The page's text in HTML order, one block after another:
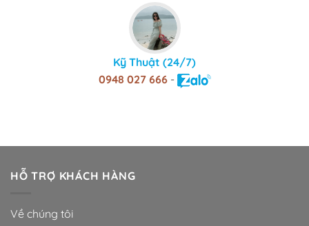
Kỹ Thuật (24/7)
0948 027 666-
HỖ TRỢ KHÁCH HÀNG
Về chúng tôi